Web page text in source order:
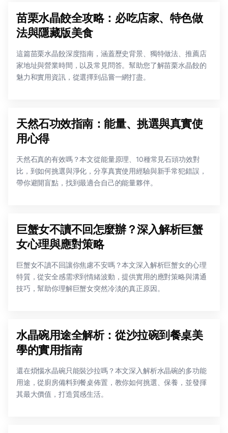
苗栗水晶餃全攻略：必吃店家、特色做
法與隱藏版美食
這篇苗栗水晶餃深度指南，涵蓋歷史背景、獨特做法、推薦店
家地址與營業時間，以及常見問答。幫助您了解苗栗水晶餃的
魅力和實用資訊，從選擇到品嘗一網打盡。
天然石功效指南：能量、挑選與真實使
用心得
天然石真的有效嗎？本文從能量原理、10種常見石頭功效對
比，到如何挑選與淨化，分享真實使用經驗與新手常犯錯誤，
帶你避開盲點，找到最適合自己的能量夥伴。
巨蟹女不讀不回怎麼辦？深入解析巨蟹
女心理與應對策略
巨蟹女不讀不回讓你焦慮不安嗎？本文深入解析巨蟹女的心理
特質，從安全感需求到情緒波動，提供實用的應對策略與溝通
技巧，幫助你理解巨蟹女突然冷淡的真正原因。
水晶碗用途全解析：從沙拉碗到餐桌美
學的實用指南
還在煩惱水晶碗只能裝沙拉嗎？本文深入解析水晶碗的多功能
用途，從廚房備料到餐桌佈置，教你如何挑選、保養，並發揮
其最大價值，打造質感生活。